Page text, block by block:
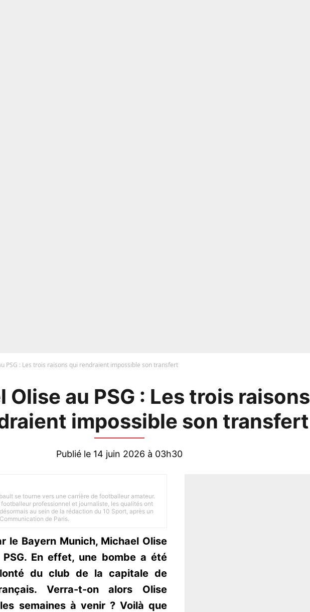
PSG : Les trois raisons qui rendraient impossible son transfert
Olise au PSG : Les trois raisons
impossible son transfert
Publié le 14 juin 2026 à 03h30
se tourne vers une carrière de footballeur amateur.
professionnel et journaliste, les qualités ont
au sein de la rédaction du 10 Sport, après un
de Paris.
le Bayern Munich, Michael Olise
En effet, une bombe a été
du club de la capitale de
Verra-t-on alors Olise
semaines à venir ? Voilà que